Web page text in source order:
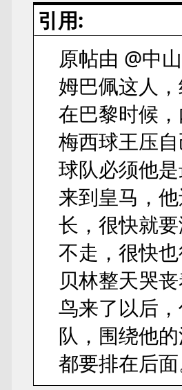
引用:
原帖由 @中
姆巴佩这人
在巴黎时候
梅西球王压
球队必须他
来到皇马，
长，很快就
不走，很快
贝林整天哭
鸟来了以后
队，围绕他
都要排在后